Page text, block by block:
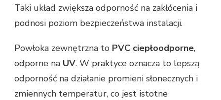
Taki układ zwiększa odporność na zakłócenia i
podnosi poziom bezpieczeństwa instalacji.
Powłoka zewnętrzna to PVC ciepłoodporne,
odporne na UV. W praktyce oznacza to lepszą
odporność na działanie promieni słonecznych i
zmiennych temperatur, co jest istotne